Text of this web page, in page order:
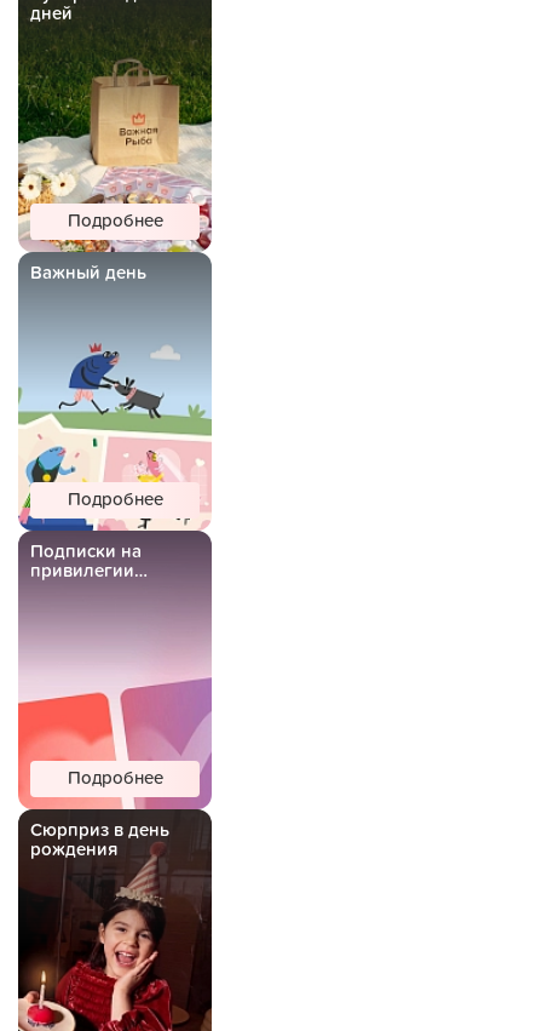
дней
Подробнее
Важный день
Подробнее
Подписки на
привилегии
Подробнее
Сюрприз в день
рождения